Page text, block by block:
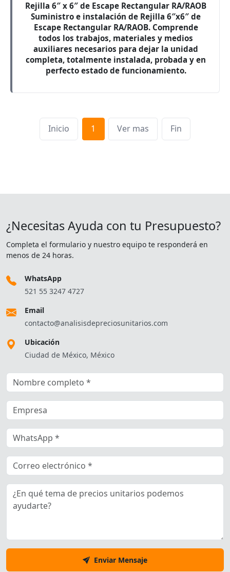
Rejilla 6″ x 6″ de Escape Rectangular RA/RAOB
Suministro e instalación de Rejilla 6″x6″ de
Escape Rectangular RA/RAOB. Comprende
todos los trabajos, materiales y medios
auxiliares necesarios para dejar la unidad
completa, totalmente instalada, probada y en
perfecto estado de funcionamiento.
Inicio 1 Ver mas Fin
¿Necesitas Ayuda con tu Presupuesto?
Completa el formulario y nuestro equipo te responderá en
menos de 24 horas.
WhatsApp
521 55 3247 4727
Email
contacto@analisisdepreciosunitarios.com
Ubicación
Ciudad de México, México
Enviar Mensaje